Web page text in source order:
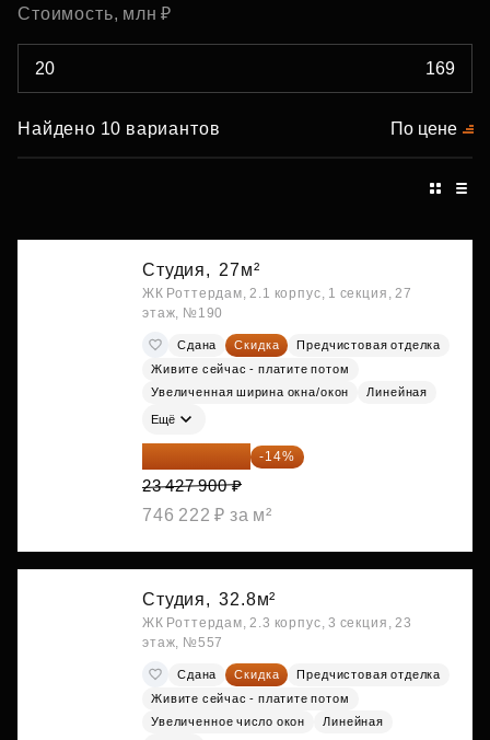
Стоимость, млн ₽
Найдено 10 вариантов По цене
Студия, 27м²
ЖК Роттердам, 2.1 корпус, 1 секция, 27
этаж, №190
Сдана Скидка
Предчистовая отделка
Живите сейчас - платите потом
Увеличенная ширина окна/окон
Линейная
Ещё
20 147 994 ₽ -14%
23 427 900 ₽
746 222 ₽ за м²
Студия, 32.8м²
ЖК Роттердам, 2.3 корпус, 3 секция, 23
этаж, №557
Сдана Скидка
Предчистовая отделка
Живите сейчас - платите потом
Увеличенное число окон
Линейная